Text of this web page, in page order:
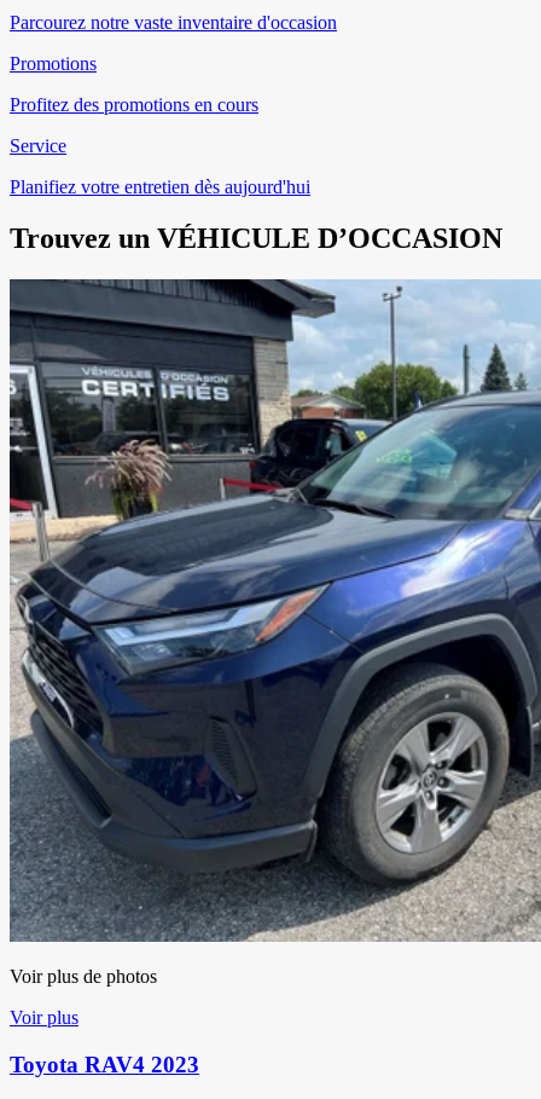
Parcourez notre vaste inventaire d'occasion
Promotions
Profitez des promotions en cours
Service
Planifiez votre entretien dès aujourd'hui
Trouvez un VÉHICULE D’OCCASION
Voir plus de photos
Voir plus
Toyota RAV4 2023